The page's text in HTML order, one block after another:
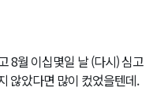
8월 이십몇일 날 (다시) 심고
않았다면 많이 컸었을텐데.